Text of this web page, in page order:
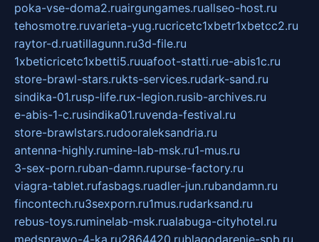
poka-vse-doma2.ruairgungames.ruallseo-host.ru
tehosmotre.ruvarieta-yug.rucricetc1xbetr1xbetcc2.ru
raytor-d.ruatillagunn.ru3d-file.ru
1xbeticricetc1xbetti5.ruuafoot-statti.rue-abis1c.ru
store-brawl-stars.rukts-services.rudark-sand.ru
sindika-01.rusp-life.rux-legion.rusib-archives.ru
e-abis-1-c.rusindika01.ruvenda-festival.ru
store-brawlstars.rudooraleksandria.ru
antenna-highly.rumine-lab-msk.ru1-mus.ru
3-sex-porn.ruban-damn.rupurse-factory.ru
viagra-tablet.rufasbags.ruadler-jun.rubandamn.ru
fincontech.ru3sexporn.ru1mus.rudarksand.ru
rebus-toys.ruminelab-msk.rualabuga-cityhotel.ru